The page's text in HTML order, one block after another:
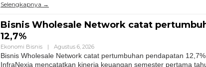
Selengkapnya
Bisnis Wholesale Network catat
12,7%
Ekonomi Bisnis | Agustus 6, 2026
Bisnis Wholesale Network catat pertumbuhan pendapatan
InfraNexia mencatatkan kinerja keuangan semester pertama